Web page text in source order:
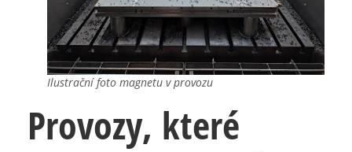
Ilustrační foto magnetu v provozu
Provozy, které